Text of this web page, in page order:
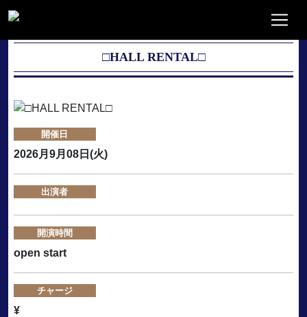
□HALL RENTAL□
開催日
2026月9月08日(火)
出演者
開演時間
open start
チャージ
¥